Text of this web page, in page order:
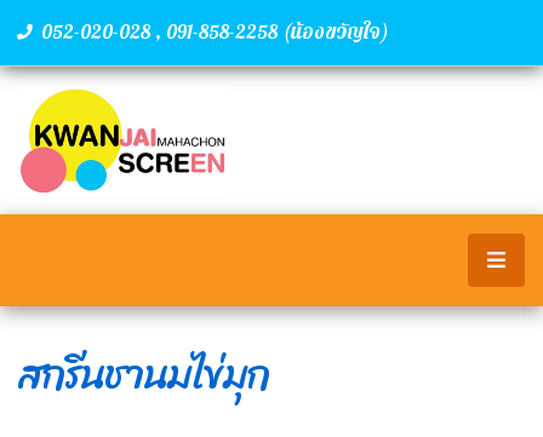
052-020-028 , 091-858-2258 (น้องขวัญใจ)
สกรีนชานมไข่มุก